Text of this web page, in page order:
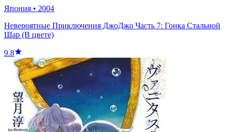
Япония • 2004
Невероятные Приключения ДжоДжо Часть 7: Гонка Стальной
Шар (В цвете)
9.8